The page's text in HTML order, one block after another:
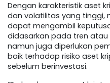
Dengan karakteristik aset
dan volatilitas yang tinggi,
dapat mengambil
didasarkan pada tren
namun juga diperlukan
baik terhadap risiko aset
sebelum berinvestasi.